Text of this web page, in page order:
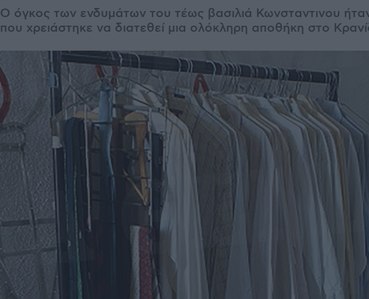
Ο όγκος των ενδυμάτων του τέως βασιλιά Κωνσταντινου
που χρειάστηκε να διατεθεί μια ολόκληρη αποθήκη στο